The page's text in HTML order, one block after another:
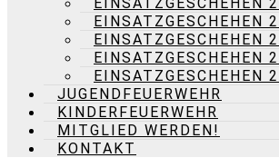
EINSATZGESCHEHEN
EINSATZGESCHEHEN
EINSATZGESCHEHEN
EINSATZGESCHEHEN
JUGENDFEUERWEHR
KINDERFEUERWEHR
MITGLIED WERDEN!
KONTAKT